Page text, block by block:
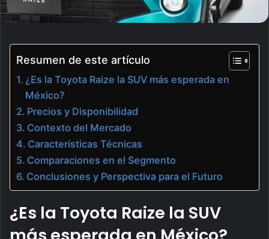
Resumen de este artículo
¿Es la Toyota Raize la SUV más esperada en
México?
Precios y Disponibilidad
Contexto del Mercado
Características Técnicas
Comparaciones en el Segmento
Conclusiones y Perspectiva para el Futuro
¿Es la Toyota Raize la SUV